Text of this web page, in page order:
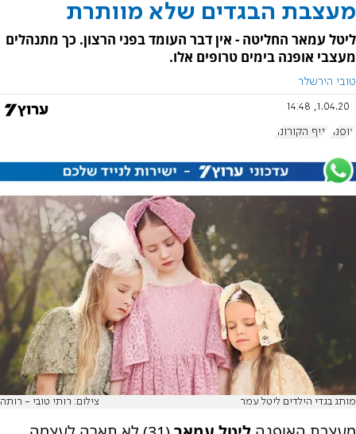
מעצבת הבגדים שלא מוותרת
ליטל עמאר החליטה - אין דבר העומד בפני הרצון. כך מתנהלים
מעצבי אופנה בימים טרופים אלו.
טובי הירשלר
1.04.20, 14:48
אופנה נגיף הקורונה
מותג בגדי הילדים ליטל עמר צילום: רותי טובי - רותה